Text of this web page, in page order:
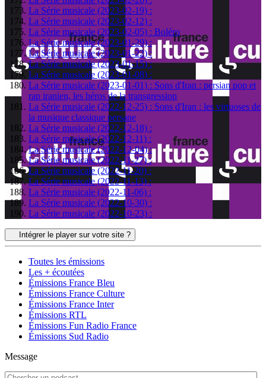
La Série musicale (2023-02-19) :
La Série musicale (2023-02-12) :
La Série musicale (2023-02-05) : Boléro
La Série musicale (2023-01-29) :
La Série musicale (2023-01-22) :
La Série musicale (2023-01-15) :
La Série musicale (2023-01-08) :
La Série musicale (2023-01-01) : Sons d'Iran : persian pop et
rap iranien, les héros de la transgression
La Série musicale (2022-12-25) : Sons d'Iran : les virtuoses de
la musique classique persane
La Série musicale (2022-12-18) :
La Série musicale (2022-12-11) :
La Série musicale (2022-12-04) :
La Série musicale (2022-11-27) :
La Série musicale (2022-11-20) :
La Série musicale (2022-11-13) :
La Série musicale (2022-11-06) :
La Série musicale (2022-10-30) :
La Série musicale (2022-10-23) :
Intégrer le player sur votre site ?
Toutes les émissions
Les + écoutées
Émissions France Bleu
Émissions France Culture
Émissions France Inter
Émissions RTL
Émissions Fun Radio France
Émissions Sud Radio
Message